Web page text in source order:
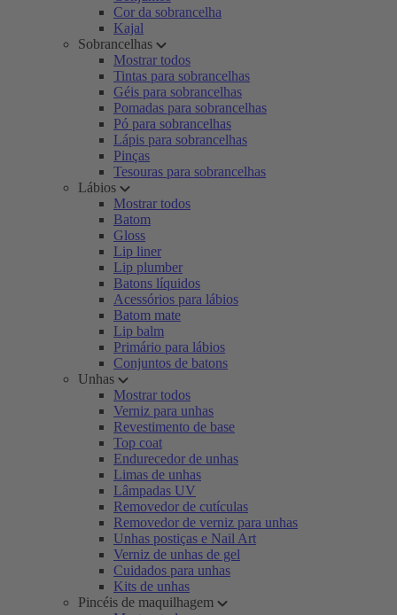
Cor da sobrancelha
Kajal
Sobrancelhas
Mostrar todos
Tintas para sobrancelhas
Géis para sobrancelhas
Pomadas para sobrancelhas
Pó para sobrancelhas
Lápis para sobrancelhas
Pinças
Tesouras para sobrancelhas
Lábios
Mostrar todos
Batom
Gloss
Lip liner
Lip plumber
Batons líquidos
Acessórios para lábios
Batom mate
Lip balm
Primário para lábios
Conjuntos de batons
Unhas
Mostrar todos
Verniz para unhas
Revestimento de base
Top coat
Endurecedor de unhas
Limas de unhas
Lâmpadas UV
Removedor de cutículas
Removedor de verniz para unhas
Unhas postiças e Nail Art
Verniz de unhas de gel
Cuidados para unhas
Kits de unhas
Pincéis de maquilhagem